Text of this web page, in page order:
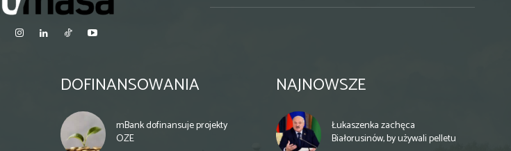
DOFINANSOWANIA
mBank dofinansuje projekty
OZE
NAJNOWSZE
Łukaszenka zachęca
Białorusinów, by używali pelletu